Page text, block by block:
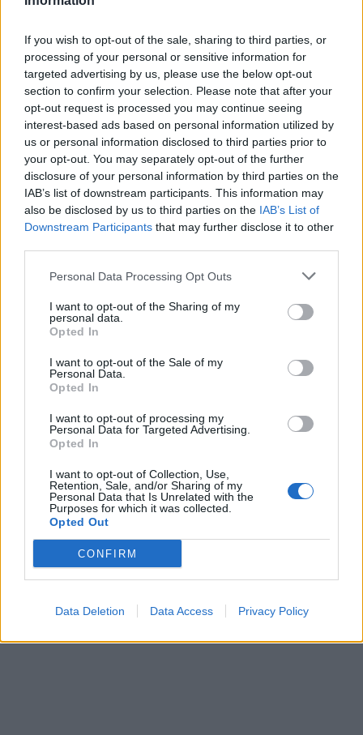
If you wish to opt-out of the sale, sharing to third parties, or
processing of your personal or sensitive information for
targeted advertising by us, please use the below opt-out
section to confirm your selection. Please note that after your
opt-out request is processed you may continue seeing
interest-based ads based on personal information utilized by
us or personal information disclosed to third parties prior to
your opt-out. You may separately opt-out of the further
disclosure of your personal information by third parties on the
IAB’s list of downstream participants. This information may
also be disclosed by us to third parties on the IAB’s List of
Downstream Participants that may further disclose it to other
Personal Data Processing Opt Outs
I want to opt-out of the Sharing of my
personal data.
Opted In
I want to opt-out of the Sale of my
Personal Data.
Opted In
I want to opt-out of processing my
Personal Data for Targeted Advertising.
Opted In
I want to opt-out of Collection, Use,
Retention, Sale, and/or Sharing of my
Personal Data that Is Unrelated with the
Purposes for which it was collected.
Opted Out
CONFIRM
Data Deletion Data Access Privacy Policy
Επαγγελματοβιοτεχνών Ν.Λακωνίας κ.
Δημητρόπουλος, ο Πρόεδρος του Νομαρχιακού
τμήματος της ΑΔΕΔΥ κ.Νικολακάκος, ο Πρόεδρος
της ΟΛΜΕ Λακωνίας κ.Κουμουνδούρος και ο
Πρόεδρος του Εργατικού Κέντρου Σπάρτης κ.
Μηνακάκης.
«Γιατροί, νοσηλευτές και εργαζόμενοι στο
Εθνικό Σύστημα Υγείας κάνουν μια συνεχή
προκειμένου μέσω μιας μαζικής κινητοποίησης
διασωθούν τα νοσοκομεία του νομού
παρέχοντας αξιόπιστες υπηρεσίες υγείας»,
τονίζουν γιατροί, νοσηλευτές και εργαζόμενοι
στο ΕΣΥ νομού Λακωνίας.